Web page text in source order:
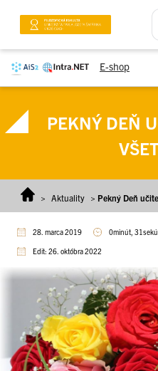
E-shop
PEKNÝ DEŇ
> Aktuality > Pekný Deň
28. marca 2019 0minút,
Edit: 26. októbra 2022